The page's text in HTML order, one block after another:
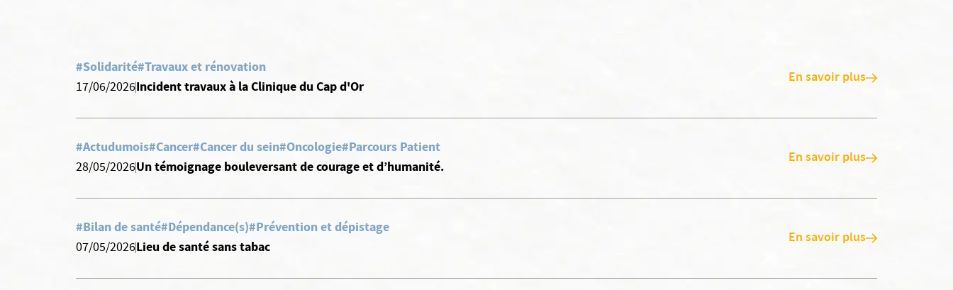
#Solidarité#Travaux et rénovation
17/06/2026Incident travaux à la Clinique du Cap d'Or En savoir plus
#Actudumois#Cancer#Cancer du sein#Oncologie#Parcours Patient
28/05/2026Un témoignage bouleversant de courage et d’humanité. En savoir plus
#Bilan de santé#Dépendance(s)#Prévention et dépistage
07/05/2026Lieu de santé sans tabac En savoir plus